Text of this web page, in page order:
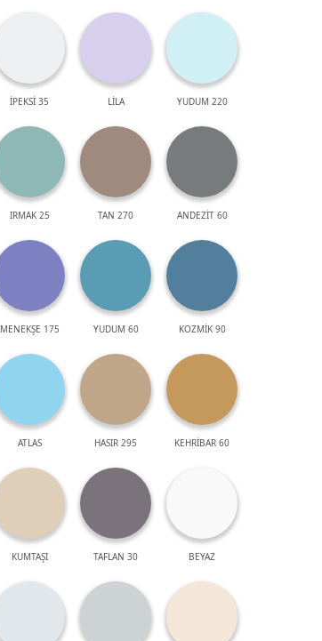
İPEKSİ 35 LİLA YUDUM 220
IRMAK 25 TAN 270 ANDEZİT 60
MENEKŞE 175 YUDUM 60 KOZMİK 90
ATLAS HASIR 295 KEHRİBAR 60
KUMTAŞI TAFLAN 30 BEYAZ